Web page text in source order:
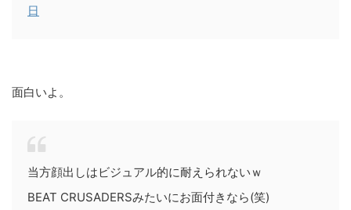
日
面白いよ。
当方顔出しはビジュアル的に耐えられないｗ
BEAT CRUSADERSみたいにお面付きなら(笑)